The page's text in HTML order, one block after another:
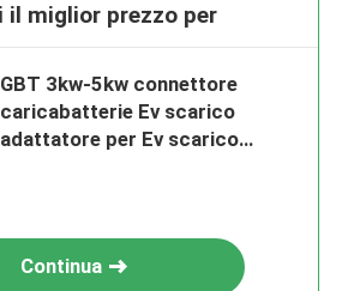
il miglior prezzo per
GBT 3kw-5kw connettore
caricabatterie Ev scarico
adattatore per Ev scarico
Continua